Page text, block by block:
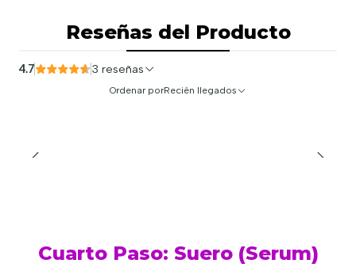
Reseñas del Producto
4.7 3 reseñas
Ordenar porRecién llegados
Cuarto Paso: Suero (Serum)